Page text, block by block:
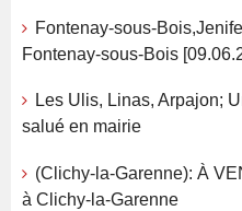
Fontenay-sous-
Fontenay-sous-Bois
Les Ulis, Linas, Arpajon;
salué en mairie
(Clichy-la-Garenne): À
à Clichy-la-Garenne